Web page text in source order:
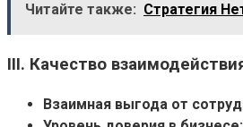
Читайте также: Стратегия
III. Качество
Взаимная выгода от